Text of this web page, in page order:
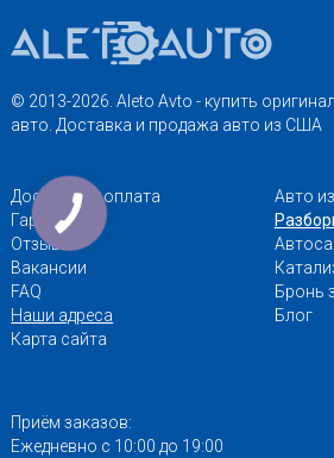
© 2013-2026. Aleto Avto - купить
авто. Доставка и продажа авто из США
Доставка и оплата
Гарантии
Отзывы
Вакансии
FAQ
Наши адреса
Карта сайта
Авто
Бронь
Блог
Приём заказов:
Ежедневно с 10:00 до 19:00